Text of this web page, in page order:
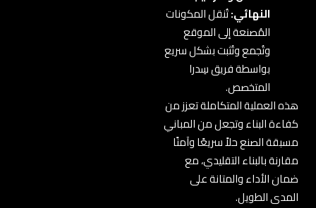
النهائي:تُنقل المكونات
المُصنعة إلى الموقع
وتُجمع وتُثبت بشكل سريع
بواسطة فريق سِدرا
المتخصص.
هذه العملية المتكاملة تعزز من
كفاءة البناء وتجعل من المباني
مسبقة الصنع حلاً سريعًا وآمنًا
مقارنة بالبناء التقليدي، مع
ضمان الأداء والمتانة على
المدى الطويل.